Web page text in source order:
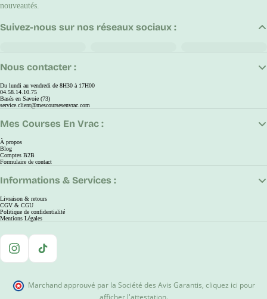
nouveautés.
Nous contacter :
Du lundi au vendredi de 8H30 à 17H00
04.58.14.10.75
Basés en Savoie (73)
service.client@mescoursesenvrac.com
Mes Courses En Vrac :
À propos
Blog
Comptes B2B
Formulaire de contact
Informations & Services :
Livraison & retours
CGV & CGU
Politique de confidentialité
Mentions Légales
Suivez-nous sur nos réseaux sociaux :
Instagram
TikTok
Marchand approuvé par la Société des Avis Garantis, cliquez ici pour
afficher l'attestation.